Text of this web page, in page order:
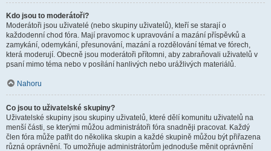
Kdo jsou to moderátoři?
Moderátoři jsou uživatelé (nebo skupiny uživatelů), kteří se starají o
každodenní chod fóra. Mají pravomoc k upravování a mazání příspěvků a
zamykání, odemykání, přesunování, mazání a rozdělování témat ve fórech,
která moderují. Obecně jsou moderátoři přítomni, aby zabraňovali uživatelů v
psaní mimo téma nebo v posílání hanlivých nebo urážlivých materiálů.
Nahoru
Co jsou to uživatelské skupiny?
Uživatelské skupiny jsou skupiny uživatelů, které dělí komunitu uživatelů na
menší části, se kterými můžou administrátoři fóra snadněji pracovat. Každý
člen fóra může patřit do několika skupin a každé skupině můžou být přiřazena
různá oprávnění. To umožňuje administrátorům jednoduše měnit oprávnění